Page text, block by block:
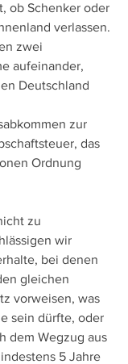
ob Schenker oder
verlassen.
zwei
aufeinander,
Deutschland
zur
das
Ordnung
zu
wir
bei denen
gleichen
vorweisen, was
sein dürfte, oder
dem Wegzug aus
5 Jahre